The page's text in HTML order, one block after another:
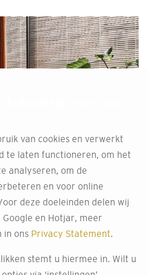
van ons
vind je TINTZ, ons
van cookies en verwerkt
te laten functioneren, om het
analyseren, om de
en voor online
deze doeleinden delen wij
en Hotjar, meer
in ons Privacy Statement
stemt u hiermee in. Wilt u